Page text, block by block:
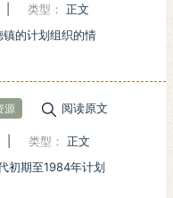
类型： 正文
的计划组织的情
源 阅读原文
类型： 正文
初期至1984年计划